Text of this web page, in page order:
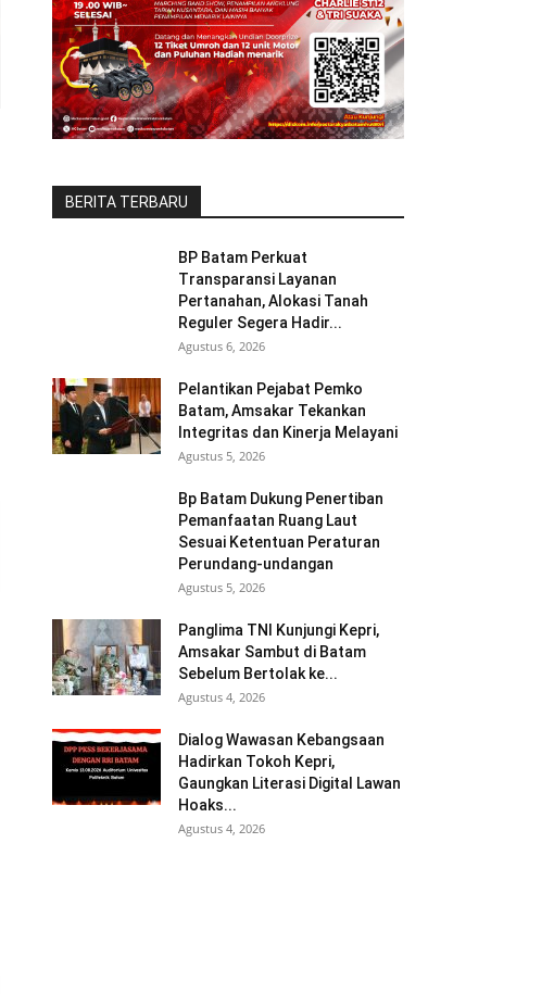
BERITA TERBARU
BP Batam Perkuat
Transparansi Layanan
Pertanahan, Alokasi Tanah
Reguler Segera Hadir...
Agustus 6, 2026
Pelantikan Pejabat Pemko
Batam, Amsakar Tekankan
Integritas dan Kinerja Melayani
Agustus 5, 2026
Bp Batam Dukung Penertiban
Pemanfaatan Ruang Laut
Sesuai Ketentuan Peraturan
Perundang-undangan
Agustus 5, 2026
Panglima TNI Kunjungi Kepri,
Amsakar Sambut di Batam
Sebelum Bertolak ke...
Agustus 4, 2026
Dialog Wawasan Kebangsaan
Hadirkan Tokoh Kepri,
Gaungkan Literasi Digital Lawan
Hoaks...
Agustus 4, 2026